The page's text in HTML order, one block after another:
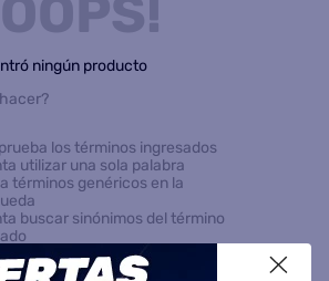
OOPS!
ningún producto
los términos ingresados
utilizar una sola palabra
términos genéricos en la
buscar sinónimos del término
X
9.